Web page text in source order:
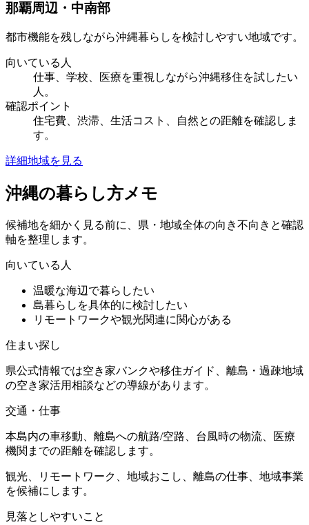
那覇周辺・中南部
都市機能を残しながら沖縄暮らしを検討しやすい地域です。
向いている人
仕事、学校、医療を重視しながら沖縄移住を試したい
人。
確認ポイント
住宅費、渋滞、生活コスト、自然との距離を確認しま
す。
詳細地域を見る
沖縄の暮らし方メモ
候補地を細かく見る前に、県・地域全体の向き不向きと確認
軸を整理します。
向いている人
温暖な海辺で暮らしたい
島暮らしを具体的に検討したい
リモートワークや観光関連に関心がある
住まい探し
県公式情報では空き家バンクや移住ガイド、離島・過疎地域
の空き家活用相談などの導線があります。
交通・仕事
本島内の車移動、離島への航路/空路、台風時の物流、医療
機関までの距離を確認します。
観光、リモートワーク、地域おこし、離島の仕事、地域事業
を候補にします。
見落としやすいこと